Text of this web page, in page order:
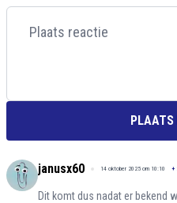
PLAATS
janusx60 14 oktober 2025 om 10:10 +
Dit komt dus nadat er bekend